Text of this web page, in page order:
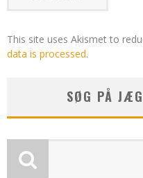
This site uses Akismet to
data is processed.
SØG PÅ